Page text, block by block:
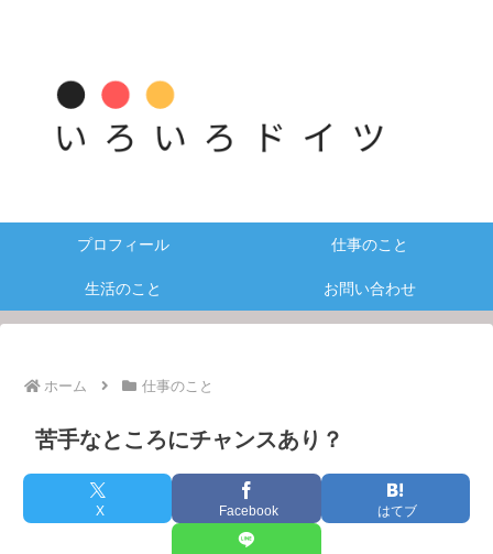
プロフィール 仕事のこと
生活のこと お問い合わせ
ホーム 仕事のこと
苦手なところにチャンスあり？
X Facebook はてブ